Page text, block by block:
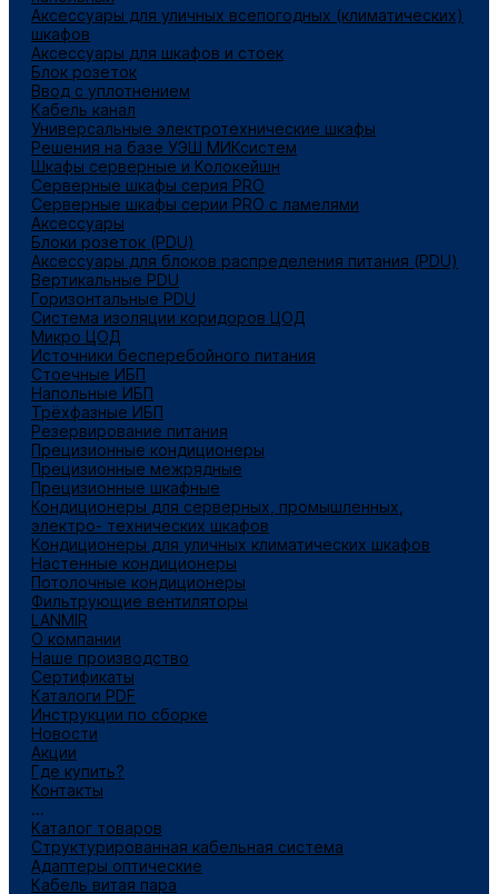
Аксессуары для уличных всепогодных (климатических)
шкафов
Аксессуары для шкафов и стоек
Блок розеток
Ввод с уплотнением
Кабель канал
Универсальные электротехнические шкафы
Решения на базе УЭШ МИКсистем
Шкафы серверные и Колокейшн
Серверные шкафы серия PRO
Серверные шкафы серии PRO с ламелями
Аксессуары
Блоки розеток (PDU)
Аксессуары для блоков распределения питания (PDU)
Вертикальные PDU
Горизонтальные PDU
Система изоляции коридоров ЦОД
Микро ЦОД
Источники бесперебойного питания
Стоечные ИБП
Напольные ИБП
Трёхфазные ИБП
Резервирование питания
Прецизионные кондиционеры
Прецизионные межрядные
Прецизионные шкафные
Кондиционеры для серверных, промышленных,
электро- технических шкафов
Кондиционеры для уличных климатических шкафов
Настенные кондиционеры
Потолочные кондиционеры
Фильтрующие вентиляторы
LANMIR
О компании
Наше производство
Сертификаты
Каталоги PDF
Инструкции по сборке
Новости
Акции
Где купить?
Контакты
...
Каталог товаров
Структурированная кабельная система
Адаптеры оптические
Кабель витая пара